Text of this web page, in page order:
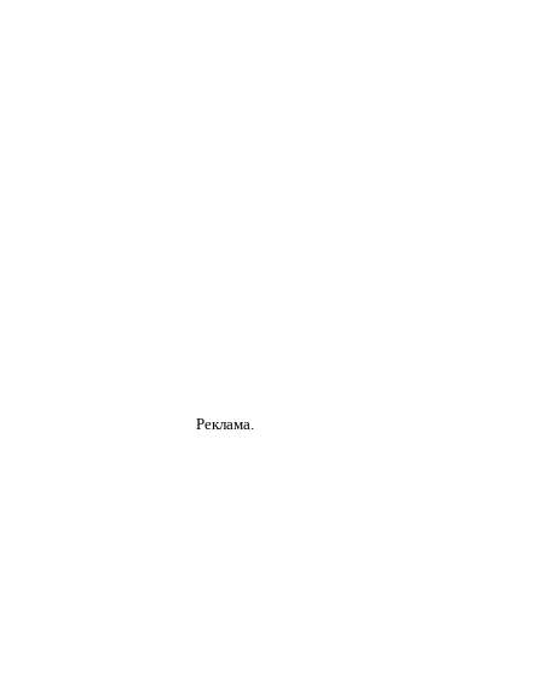
Реклама.